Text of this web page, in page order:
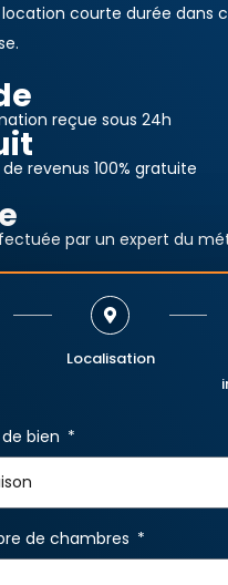
location courte durée dans
reçue sous 24h
revenus 100% gratuite
par un expert du
Localisation
bien
de chambres